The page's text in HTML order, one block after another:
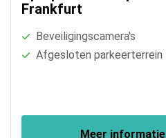
Frankfurt
Beveiligingscamera's
Afgesloten parkeerterrein
Meer informatie